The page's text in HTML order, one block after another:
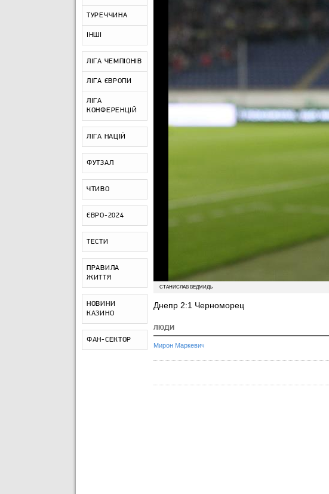
ТУРЕЧЧИНА
ІНШІ
ЛІГА ЧЕМПІОНІВ
ЛІГА ЄВРОПИ
ЛІГА
КОНФЕРЕНЦІЙ
ЛІГА НАЦІЙ
ФУТЗАЛ
ЧТИВО
ЄВРО-2024
ТЕСТИ
ПРАВИЛА
ЖИТТЯ
НОВИНИ
КАЗИНО
ФАН-СЕКТОР
СТАНИСЛАВ ВЕДМИДЬ
Днепр 2:1 Черноморец
ЛЮДИ
Мирон Маркевич